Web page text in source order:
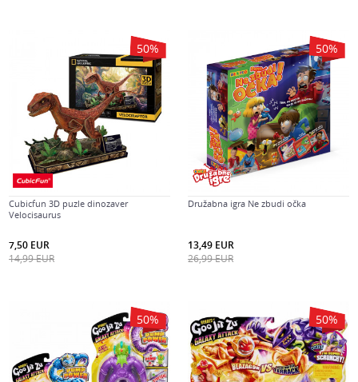
50%
Cubicfun 3D puzle dinozaver
Velocisaurus
7,50 EUR
14,99EUR
50%
Družabna igra Ne zbudi očka
13,49 EUR
26,99EUR
50% 50%